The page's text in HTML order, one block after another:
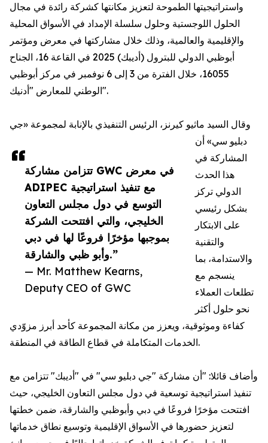
تتزامن مشاركة GWC في معرض
ADIPEC مع تنفيذ استراتيجية
التوسع في دول مجلس التعاون
الخليجي، والتي افتتحت الشركة
بموجبها مؤخرًا فروعًا لها في دبي
وأبو ظبي والشارقة.”
— Mr. Matthew Kearns,
Deputy CEO of GWC
واستراتيجيتها الطموحة لتعزيز مكانتها كشركة رائدة في مجال
الحلول اللوجستية وحلول سلسلة الإمداد في الأسواق المحلية
والإقليمية والعالمية، وذلك خلال مشاركتها في معرض ومؤتمر
أبوظبي الدولي للبترول (أديبك) 2025 في القاعة 16، الجناح
16055، خلال الفترة من 3 إلى 6 نوفمبر في مركز أبوظبي
الوطني للمعارض "أدنيك".
وقال السيد ماثيو كيرنز، الرئيس التنفيذي بالإنابة لمجموعة «جي
دبليو سي» أن
المشاركة في
هذا الحدث
الدولي تركز
بشكل رئيسي
على الابتكار
والتقنية
والاستدامة، بما
ينسجم مع
تطلعات العملاء
نحو حلول أكثر
كفاءة وموثوقية، ويعزز من مكانة المجموعة كأحد أبرز مزوّدي
الخدمات المتكاملة في قطاع الطاقة في المنطقة.
وأضاف قائلا: "أن مشاركة "جي دبليو سي" في "أديبك" تتزامن مع
تنفيذ استراتيجية توسعية في دول مجلس التعاون الخليجي، حيث
افتتحت مؤخرًا فروعًا في دبي وأبوظبي والشارقة، ضمن خطتها
لتعزيز حضورها في الأسواق الإقليمية وتوسيع نطاق خدماتها